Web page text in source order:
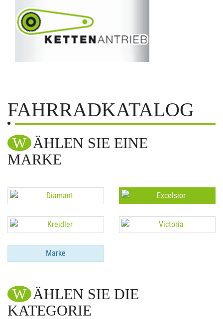
FAHRRADKATALOG
WÄHLEN SIE EINE
MARKE
Marke
WÄHLEN SIE DIE
KATEGORIE